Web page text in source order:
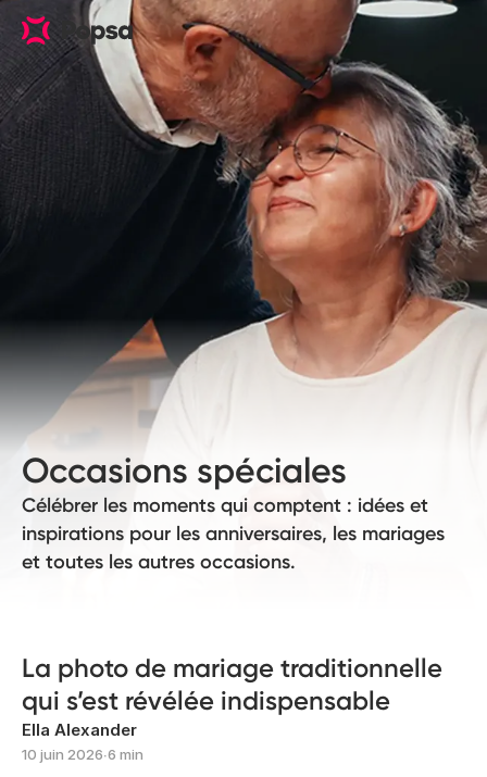
Occasions spéciales
Célébrer les moments qui comptent : idées et
inspirations pour les anniversaires, les mariages
et toutes les autres occasions.
La photo de mariage traditionnelle
qui s’est révélée indispensable
Ella Alexander
10 juin 2026∙6 min